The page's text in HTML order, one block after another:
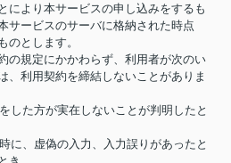
により本サービスの申し込みをするも
サービスのサーバに格納された時点
のとします。
の規定にかかわらず、利用者が次のい
、利用契約を締結しないことがありま
した方が実在しないことが判明したと
に、虚偽の入力、入力誤りがあったと